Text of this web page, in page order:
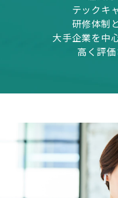
テックキ
研修体制
大手企業を中
高く評価